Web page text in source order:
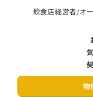
飲食店経営者/オ
物